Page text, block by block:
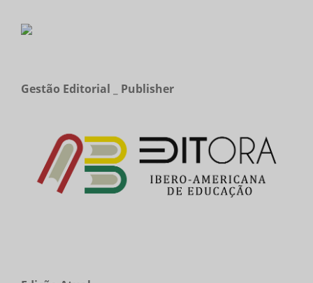
Gestão Editorial _ Publisher